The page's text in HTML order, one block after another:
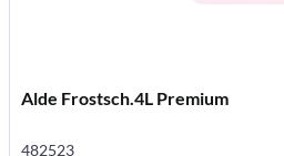
Alde Frostsch.4L Premium
482523